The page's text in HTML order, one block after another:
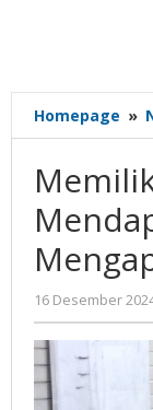
Homepage »
16 Desember